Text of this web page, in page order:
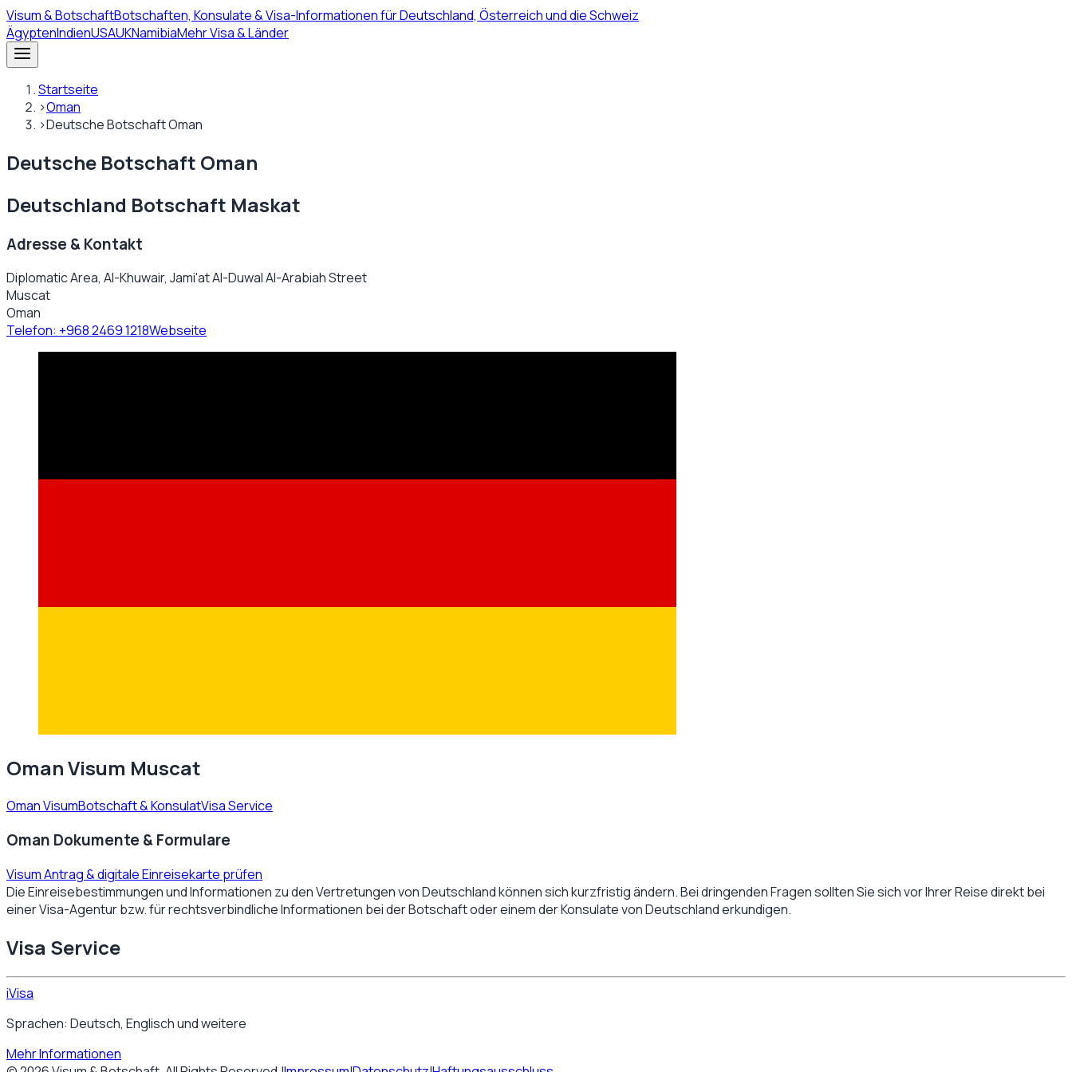
Visum& BotschaftBotschaften, Konsulate & Visa-Informationen für Deutschland, Österreich und die Schweiz
ÄgyptenIndienUSAUKNamibiaMehr Visa & Länder
Startseite
›Oman
›Deutsche Botschaft Oman
Deutsche Botschaft Oman
Deutschland Botschaft Maskat
Adresse & Kontakt
Diplomatic Area, Al-Khuwair, Jami'at Al-Duwal Al-Arabiah Street
Muscat
Oman
Telefon: +968 2469 1218Webseite
Oman Visum Muscat
Oman VisumBotschaft & KonsulatVisa Service
Oman Dokumente & Formulare
Visum Antrag & digitale Einreisekarte prüfen
Die Einreisebestimmungen und Informationen zu den Vertretungen vonDeutschlandkönnen sich kurzfristig ändern. Bei dringenden Fragen sollten Sie sich vor Ihrer Reise direkt bei
einer Visa-Agentur bzw. für rechtsverbindliche Informationen bei der Botschaft oder einem der Konsulate vonDeutschlanderkundigen.
Visa Service
iVisa
Sprachen: Deutsch, Englisch und weitere
Mehr Informationen